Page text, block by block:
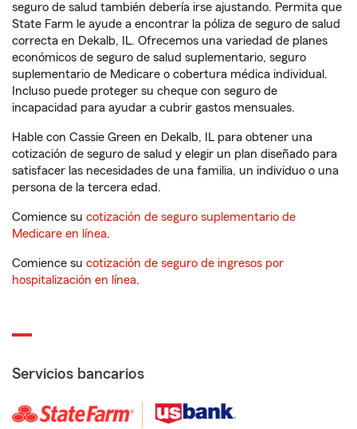
seguro de salud también debería irse ajustando. Permita que
State Farm le ayude a encontrar la póliza de seguro de salud
correcta en Dekalb, IL. Ofrecemos una variedad de planes
económicos de seguro de salud suplementario, seguro
suplementario de Medicare o cobertura médica individual.
Incluso puede proteger su cheque con seguro de
incapacidad para ayudar a cubrir gastos mensuales.
Hable con Cassie Green en Dekalb, IL para obtener una
cotización de seguro de salud y elegir un plan diseñado para
satisfacer las necesidades de una familia, un individuo o una
persona de la tercera edad.
Comience su cotización de seguro suplementario de
Medicare en línea.
Comience su cotización de seguro de ingresos por
hospitalización en línea.
Servicios bancarios